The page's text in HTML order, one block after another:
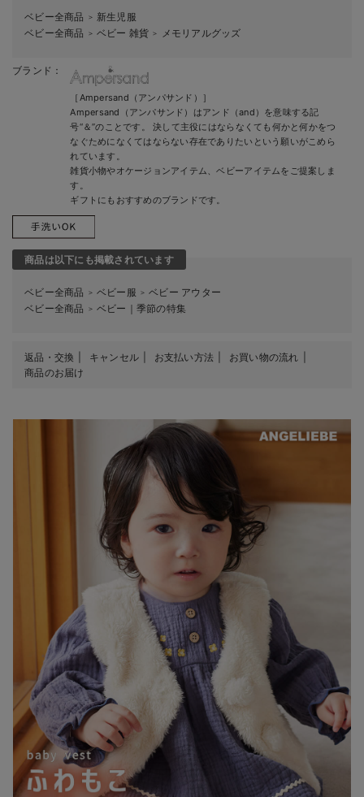
ベビー全商品 ＞ 新生児服
ベビー全商品
＞ ベビー 雑貨 ＞ メモリアルグッズ
ブランド：
［Ampersand（アンパサンド）］
Ampersand（アンパサンド）はアンド（and）を意味する記
号“＆”のことです。 決して主役にはならなくても何かと何かをつ
なぐためになくてはならない存在でありたいという願いがこめら
れています。
雑貨小物やオケージョンアイテム、ベビーアイテムをご提案しま
す。
ギフトにもおすすめのブランドです。
商品は以下にも掲載されています
ベビー全商品 ＞ ベビー服 ＞ ベビー アウター
ベビー全商品
＞ ベビー｜季節の特集
返品・交換 キャンセル お支払い方法
お買い物の流れ
商品のお届け